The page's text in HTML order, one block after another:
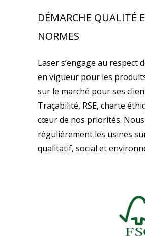
DÉMARCHE QUALITÉ
NORMES
Laser s’engage au respect
en vigueur pour les
sur le marché pour ses
Traçabilité, RSE, charte
cœur de nos priorités.
régulièrement les usines
qualitatif, social et